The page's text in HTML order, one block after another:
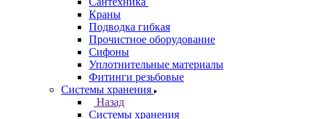
Краны
Подводка гибкая
Прочистное оборудование
Сифоны
Уплотнительные материалы
Фитинги резьбовые
Системы хранения
Назад
Системы хранения